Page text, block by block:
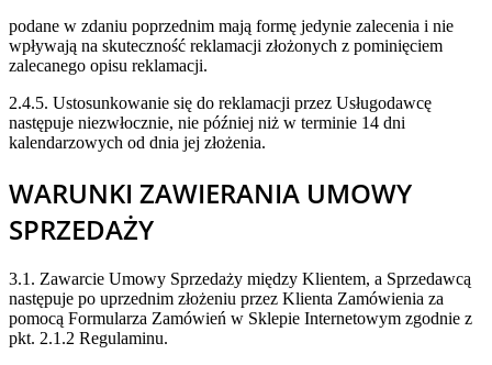
podane w zdaniu poprzednim mają formę jedynie zalecenia i nie
wpływają na skuteczność reklamacji złożonych z pominięciem
zalecanego opisu reklamacji.
2.4.5. Ustosunkowanie się do reklamacji przez Usługodawcę
następuje niezwłocznie, nie później niż w terminie 14 dni
kalendarzowych od dnia jej złożenia.
WARUNKI ZAWIERANIA UMOWY
SPRZEDAŻY
3.1. Zawarcie Umowy Sprzedaży między Klientem, a Sprzedawcą
następuje po uprzednim złożeniu przez Klienta Zamówienia za
pomocą Formularza Zamówień w Sklepie Internetowym zgodnie z
pkt. 2.1.2 Regulaminu.